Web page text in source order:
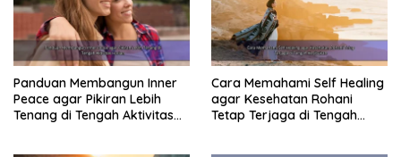
Panduan Membangun Inner
Peace agar Pikiran Lebih
Tenang di Tengah Aktivitas
Cara Memahami Self Healing
agar Kesehatan Rohani
Tetap Terjaga di Tengah